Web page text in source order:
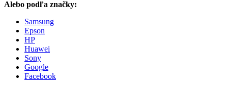
Alebo podľa značky:
Samsung
Epson
HP
Huawei
Sony
Google
Facebook